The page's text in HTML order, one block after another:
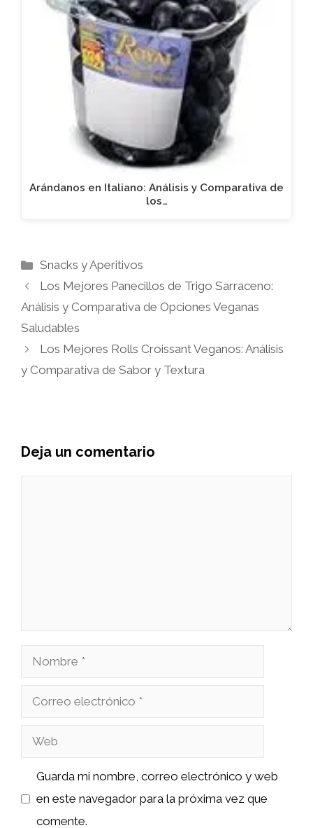
Arándanos en Italiano: Análisis y Comparativa de
los…
Categorías
Snacks y Aperitivos
Los Mejores Panecillos de Trigo Sarraceno:
Análisis y Comparativa de Opciones Veganas
Saludables
Los Mejores Rolls Croissant Veganos: Análisis
y Comparativa de Sabor y Textura
Deja un comentario
Nombre
Correo
Web
Guarda mi nombre, correo electrónico y web
en este navegador para la próxima vez que
comente.